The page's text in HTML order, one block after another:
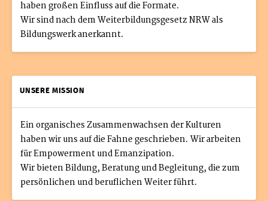
haben großen Einfluss auf die Formate.
Wir sind nach dem Weiterbildungsgesetz NRW als
Bildungswerk anerkannt.
UNSERE MISSION
Ein organisches Zusammenwachsen der Kulturen
haben wir uns auf die Fahne geschrieben. Wir arbeiten
für Empowerment und Emanzipation.
Wir bieten Bildung, Beratung und Begleitung, die zum
persönlichen und beruflichen Weiter führt.